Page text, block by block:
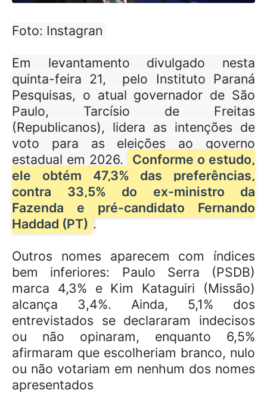
Foto: Instagran
Em levantamento divulgado nesta
quinta-feira 21,
pelo Instituto Paraná
Pesquisas, o atual governador de São
Paulo, Tarcísio de Freitas
(Republicanos), lidera as intenções de
voto para as eleições ao governo
estadual em 2026.
Conforme o estudo,
ele obtém 47,3% das preferências,
contra 33,5% do ex-ministro da
Fazenda e pré-candidato Fernando
Haddad (PT) .
Outros nomes aparecem com índices
bem inferiores: Paulo Serra (PSDB)
marca 4,3% e Kim Kataguiri (Missão)
alcança 3,4%. Ainda, 5,1% dos
entrevistados se declararam indecisos
ou não opinaram, enquanto 6,5%
afirmaram que escolheriam branco, nulo
ou não votariam em nenhum dos nomes
apresentados